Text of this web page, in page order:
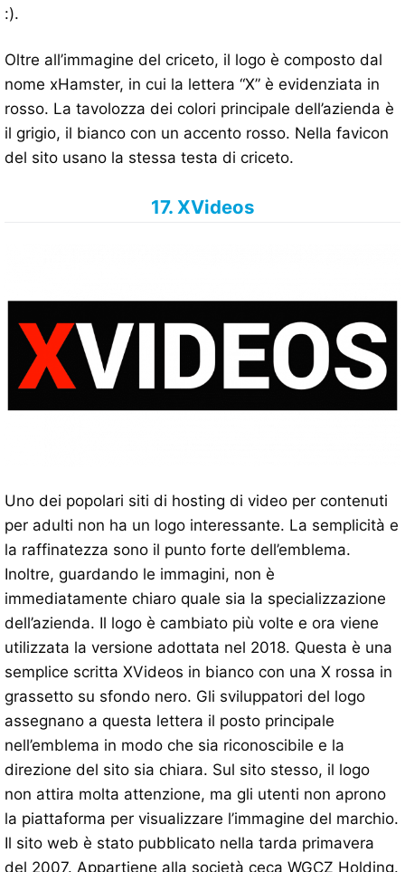
:).
Oltre all’immagine del criceto, il logo è composto dal
nome xHamster, in cui la lettera “X” è evidenziata in
rosso. La tavolozza dei colori principale dell’azienda è
il grigio, il bianco con un accento rosso. Nella favicon
del sito usano la stessa testa di criceto.
17. XVideos
Uno dei popolari siti di hosting di video per contenuti
per adulti non ha un logo interessante. La semplicità e
la raffinatezza sono il punto forte dell’emblema.
Inoltre, guardando le immagini, non è
immediatamente chiaro quale sia la specializzazione
dell’azienda. Il logo è cambiato più volte e ora viene
utilizzata la versione adottata nel 2018. Questa è una
semplice scritta XVideos in bianco con una X rossa in
grassetto su sfondo nero. Gli sviluppatori del logo
assegnano a questa lettera il posto principale
nell’emblema in modo che sia riconoscibile e la
direzione del sito sia chiara. Sul sito stesso, il logo
non attira molta attenzione, ma gli utenti non aprono
la piattaforma per visualizzare l’immagine del marchio.
Il sito web è stato pubblicato nella tarda primavera
del 2007. Appartiene alla società ceca WGCZ Holding.